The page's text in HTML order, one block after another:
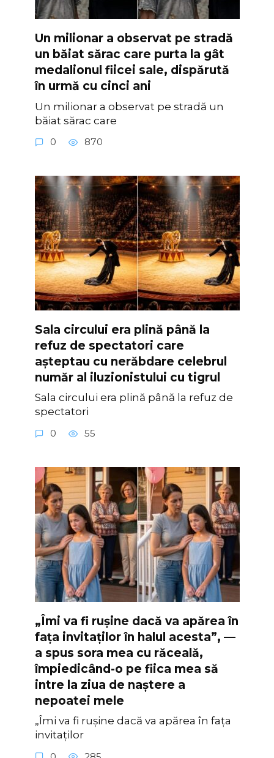
Un milionar a observat pe stradă
un băiat sărac care purta la gât
medalionul fiicei sale, dispărută
în urmă cu cinci ani
Un milionar a observat pe stradă un
băiat sărac care
0 870
Sala circului era plină până la
refuz de spectatori care
așteptau cu nerăbdare celebrul
număr al iluzionistului cu tigrul
Sala circului era plină până la refuz de
spectatori
0 55
„Îmi va fi rușine dacă va apărea în
fața invitaților în halul acesta”, —
a spus sora mea cu răceală,
împiedicând-o pe fiica mea să
intre la ziua de naștere a
nepoatei mele
„Îmi va fi rușine dacă va apărea în fața
invitaților